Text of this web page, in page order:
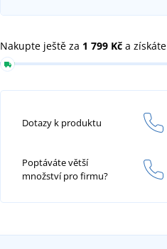
Nakupte ještě za 1 799 Kč a získáte
Dotazy k produktu
Poptáváte větší
množství pro firmu?